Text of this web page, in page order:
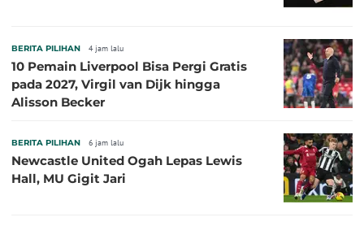
BERITA PILIHAN 4 jam lalu
10 Pemain Liverpool Bisa Pergi Gratis
pada 2027, Virgil van Dijk hingga
Alisson Becker
BERITA PILIHAN 6 jam lalu
Newcastle United Ogah Lepas Lewis
Hall, MU Gigit Jari